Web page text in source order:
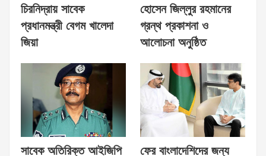
চিরনিদ্রায় সাবেক
প্রধানমন্ত্রী বেগম খালেদা
জিয়া
হোসেন জিল্লুর রহমানের
গ্রন্থ প্রকাশনা ও
আলোচনা অনুষ্ঠিত
সাবেক অতিরিক্ত আইজিপি
ফের বাংলাদেশিদের জন্য